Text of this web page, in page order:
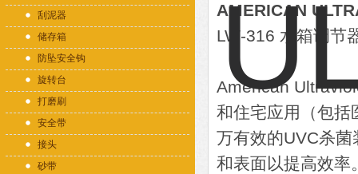
刮泥器
储存箱
防坠安全钩
旋转台
打磨刷
安全带
接头
砂带
AMERICAN
LW-316 水箱调节
American
和住宅应用（包括
万有效的UVC杀
和表面以提高效率